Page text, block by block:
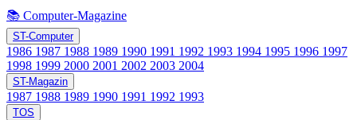
📚 Computer-Magazine
ST-Computer
1986 1987 1988 1989 1990 1991 1992 1993 1994 1995 1996 1997
1998 1999 2000 2001 2002 2003 2004
ST-Magazin
1987 1988 1989 1990 1991 1992 1993
TOS